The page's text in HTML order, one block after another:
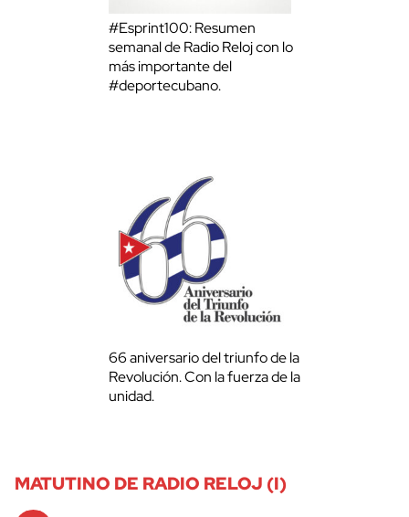
#Esprint100: Resumen
semanal de Radio Reloj con lo
más importante del
#deportecubano.
66 aniversario del triunfo de la
Revolución. Con la fuerza de la
unidad.
MATUTINO DE RADIO RELOJ (I)